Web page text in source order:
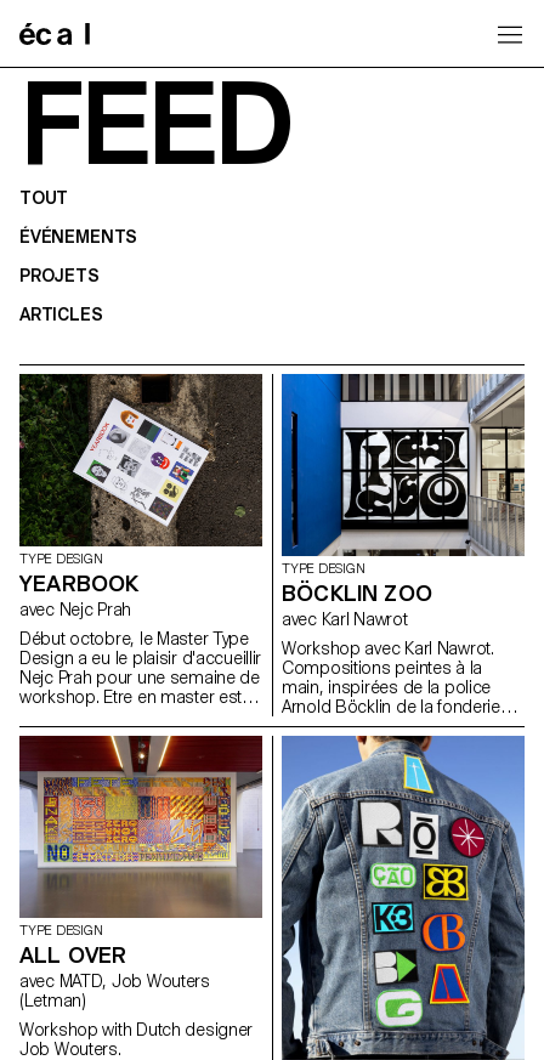
FEED
TOUT
ÉVÉNEMENTS
PROJETS
ARTICLES
TYPE DESIGN
YEARBOOK
avec Nejc Prah
Début octobre, le Master Type
Design a eu le plaisir d'accueillir
Nejc Prah pour une semaine de
workshop. Etre en master est
plan personnel que
professionnel. Afin d'en garder
un souvenir, les étudiant·e·s
étaient invité·e·s à créer un
Yearbook. Première et
deuxième années étaient
répartis par paires, et ont
réalisé une contribution sur leur
partenaire. Dessins, collages,
lettrages, croquis, motifs,
models 3D,... Explorations et
expérimentations étaient les
bienvenues. Il en a résulté une
publication joyeuse et colorée,
montrant une diversité
d'approches et de
personnalités. Après un effort
TYPE DESIGN
BÖCKLIN ZOO
avec Karl Nawrot
Workshop avec Karl Nawrot.
Compositions peintes à la
main, inspirées de la police
Arnold Böcklin de la fonderie
Otto Weisert (1904).
TYPE DESIGN
ALL OVER
avec MATD, Job Wouters
(Letman)
Workshop with Dutch designer
Job Wouters.